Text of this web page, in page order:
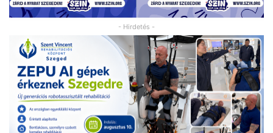
- Hirdetés -